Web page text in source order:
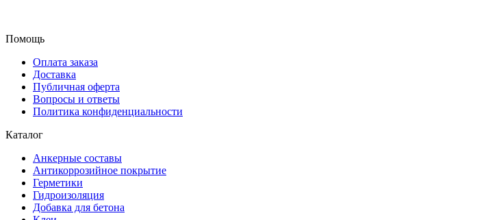
Помощь
Оплата заказа
Доставка
Публичная оферта
Вопросы и ответы
Политика конфиденциальности
Каталог
Анкерные составы
Антикоррозийное покрытие
Герметики
Гидроизоляция
Добавка для бетона